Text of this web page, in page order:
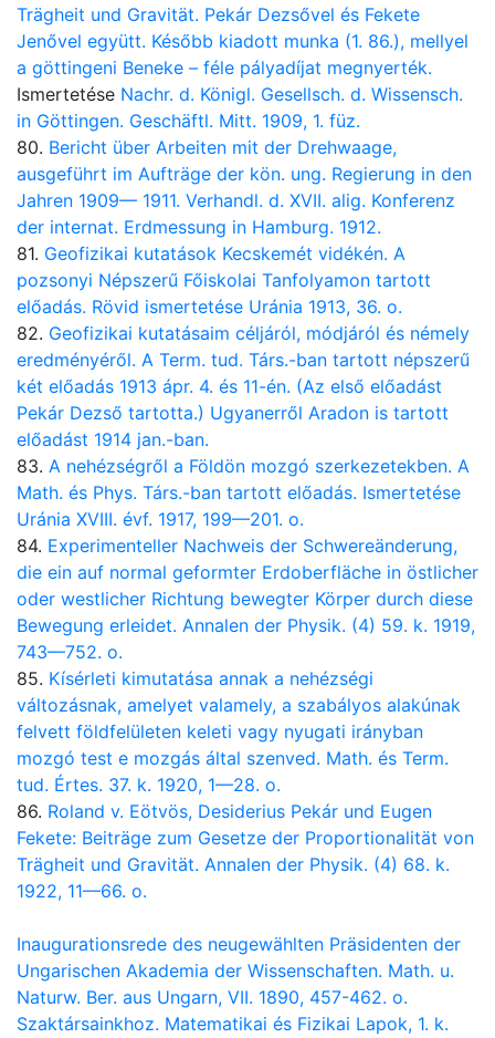
Trägheit und Gravität. Pekár Dezsővel és Fekete
Jenővel együtt. Később kiadott munka (1. 86.), mellyel
a göttingeni Beneke – féle pályadíjat megnyerték.
Ismertetése Nachr. d. Königl. Gesellsch. d. Wissensch.
in Göttingen. Geschäftl. Mitt. 1909, 1. füz.
80. Bericht über Arbeiten mit der Drehwaage,
ausgeführt im Aufträge der kön. ung. Regierung in den
Jahren 1909— 1911. Verhandl. d. XVII. alig. Konferenz
der internat. Erdmessung in Hamburg. 1912.
81. Geofizikai kutatások Kecskemét vidékén. A
pozsonyi Népszerű Főiskolai Tanfolyamon tartott
előadás. Rövid ismertetése Uránia 1913, 36. o.
82. Geofizikai kutatásaim céljáról, módjáról és némely
eredményéről. A Term. tud. Társ.-ban tartott népszerű
két előadás 1913 ápr. 4. és 11-én. (Az első előadást
Pekár Dezső tartotta.) Ugyanerről Aradon is tartott
előadást 1914 jan.-ban.
83. A nehézségről a Földön mozgó szerkezetekben. A
Math. és Phys. Társ.-ban tartott előadás. Ismertetése
Uránia XVIII. évf. 1917, 199—201. o.
84. Experimenteller Nachweis der Schwereänderung,
die ein auf normal geformter Erdoberfläche in östlicher
oder westlicher Richtung bewegter Körper durch diese
Bewegung erleidet. Annalen der Physik. (4) 59. k. 1919,
743—752. o.
85. Kísérleti kimutatása annak a nehézségi
változásnak, amelyet valamely, a szabályos alakúnak
felvett földfelületen keleti vagy nyugati irányban
mozgó test e mozgás által szenved. Math. és Term.
tud. Értes. 37. k. 1920, 1—28. o.
86. Roland v. Eötvös, Desiderius Pekár und Eugen
Fekete: Beiträge zum Gesetze der Proportionalität von
Trägheit und Gravität. Annalen der Physik. (4) 68. k.
1922, 11—66. o.
Inaugurationsrede des neugewählten Präsidenten der
Ungarischen Akademia der Wissenschaften. Math. u.
Naturw. Ber. aus Ungarn, VII. 1890, 457-462. o.
Szaktársainkhoz. Matematikai és Fizikai Lapok, 1. k.